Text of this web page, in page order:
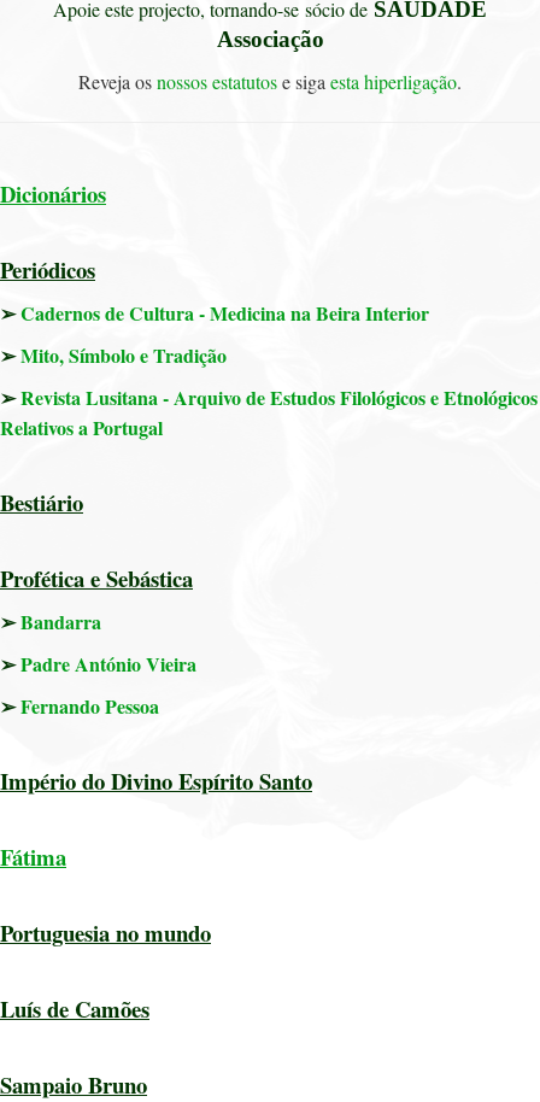
Apoie este projecto, tornando-se sócio de SAUDADE
Associação
Reveja osnossos estatutose siga esta hiperligação.
Dicionários
Periódicos
➢Cadernos de Cultura - Medicina na Beira Interior
➢Mito, Símbolo e Tradição
➢Revista Lusitana - Arquivo de Estudos Filológicos e Etnológicos
Relativos a Portugal
Bestiário
Profética e Sebástica
➢Bandarra
➢Padre António Vieira
➢Fernando Pessoa
Império do Divino Espírito Santo
Fátima
Portuguesia no mundo
Luís de Camões
Sampaio Bruno